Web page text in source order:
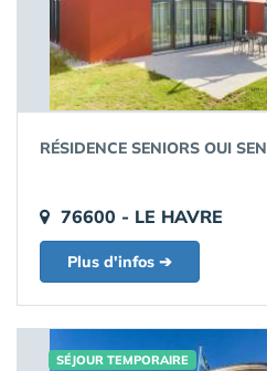
RÉSIDENCE SENIORS OUI
76600 - LE HAVRE
Plus d'infos ➔
SÉJOUR TEMPORAIRE